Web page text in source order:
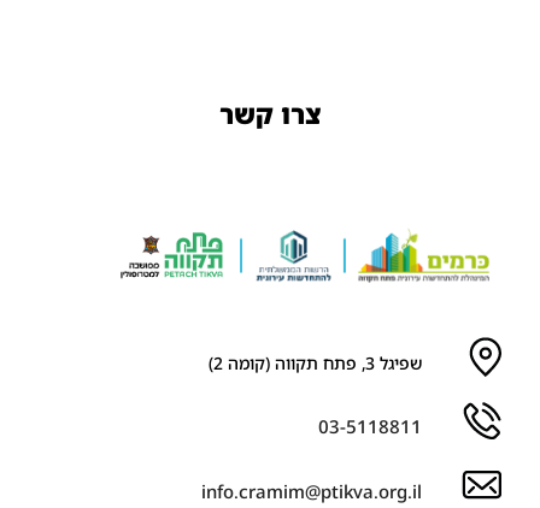
צרו קשר
שפיגל 3, פתח תקווה (קומה 2)
03-5118811
info.cramim@ptikva.org.il